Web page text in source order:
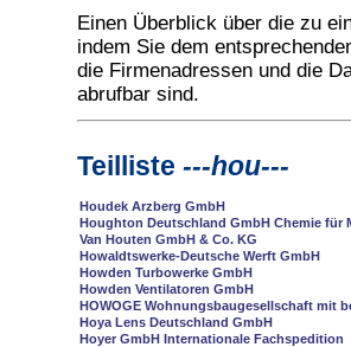
Einen Überblick über die zu
indem Sie dem
die Firmenadressen und die
abrufbar sind.
Teilliste ---hou---
Houdek Arzberg GmbH
Houghton Deutschland GmbH Chemie für
Van Houten GmbH & Co. KG
Howaldtswerke-Deutsche Werft GmbH
Howden Turbowerke GmbH
Howden Ventilatoren GmbH
HOWOGE Wohnungsbaugesellschaft mit
Hoya Lens Deutschland GmbH
Hoyer GmbH Internationale Fachspedition